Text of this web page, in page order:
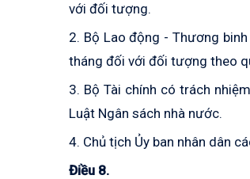
với đối tượng.
2. Bộ Lao động - Thương
tháng đối với đối tượng theo
3. Bộ Tài chính có trách
Luật Ngân sách nhà nước.
4. Chủ tịch Ủy ban nhân dân
Điều 8.